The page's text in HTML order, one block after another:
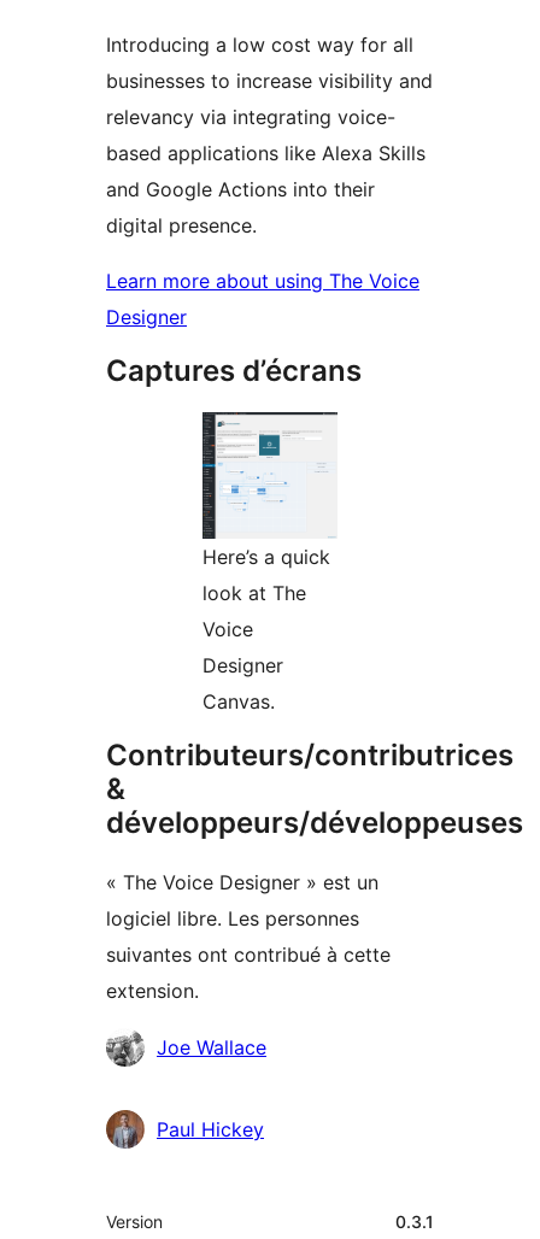
Introducing a low cost way for all
businesses to increase visibility and
relevancy via integrating voice-
based applications like Alexa Skills
and Google Actions into their
digital presence.
Learn more about using The Voice
Designer
Captures d’écrans
Here’s a quick
look at The
Voice
Designer
Canvas.
Contributeurs/contributrices
&
développeurs/développeuses
« The Voice Designer » est un
logiciel libre. Les personnes
suivantes ont contribué à cette
extension.
Contributeurs
Joe Wallace
Paul Hickey
Méta
Version 0.3.1